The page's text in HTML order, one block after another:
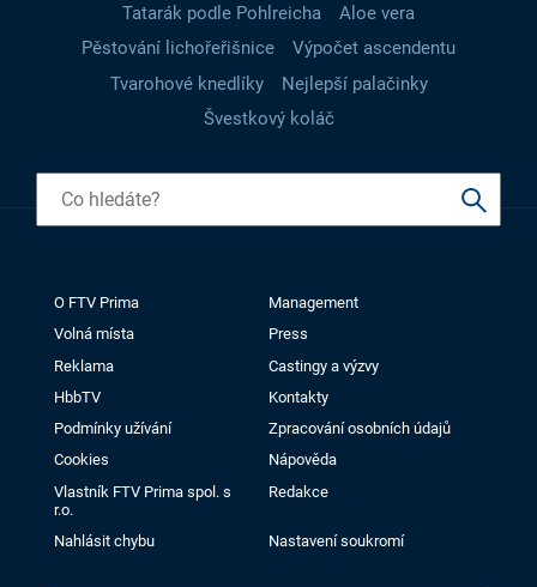
Tatarák podle Pohlreicha
Aloe vera
Pěstování lichořeřišnice
Výpočet ascendentu
Tvarohové knedlíky
Nejlepší palačinky
Švestkový koláč
O FTV Prima
Management
Volná místa
Press
Reklama
Castingy a výzvy
HbbTV
Kontakty
Podmínky užívání
Zpracování osobních údajů
Cookies
Nápověda
Vlastník FTV Prima spol. s
r.o.
Redakce
Nahlásit chybu Nastavení soukromí